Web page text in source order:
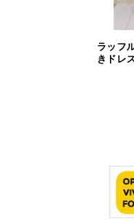
ラッフ
きドレ